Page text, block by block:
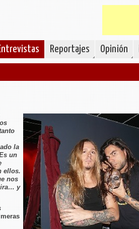
Reportajes Opinión
la
un
ellos.
nos
y